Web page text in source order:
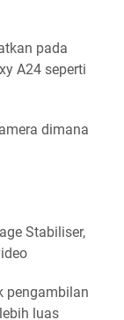
pada
A24 seperti
dimana
Stabiliser,
pengambilan
luas